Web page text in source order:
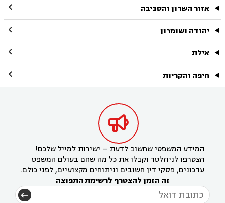
אזור השרון והסביבה 
יהודה ושומרון 
אילת 
חיפה והקריות 

המידע המשפטי שחשוב לדעת – ישירות למייל שלכם!
הצטרפו לניוזלטר וקבלו את כל מה שחם בעולם המשפט
עדכונים, פסקי דין חשובים וניתוחים מקצועיים, לפני כולם.
זה הזמן להצטרף לרשימת התפוצה